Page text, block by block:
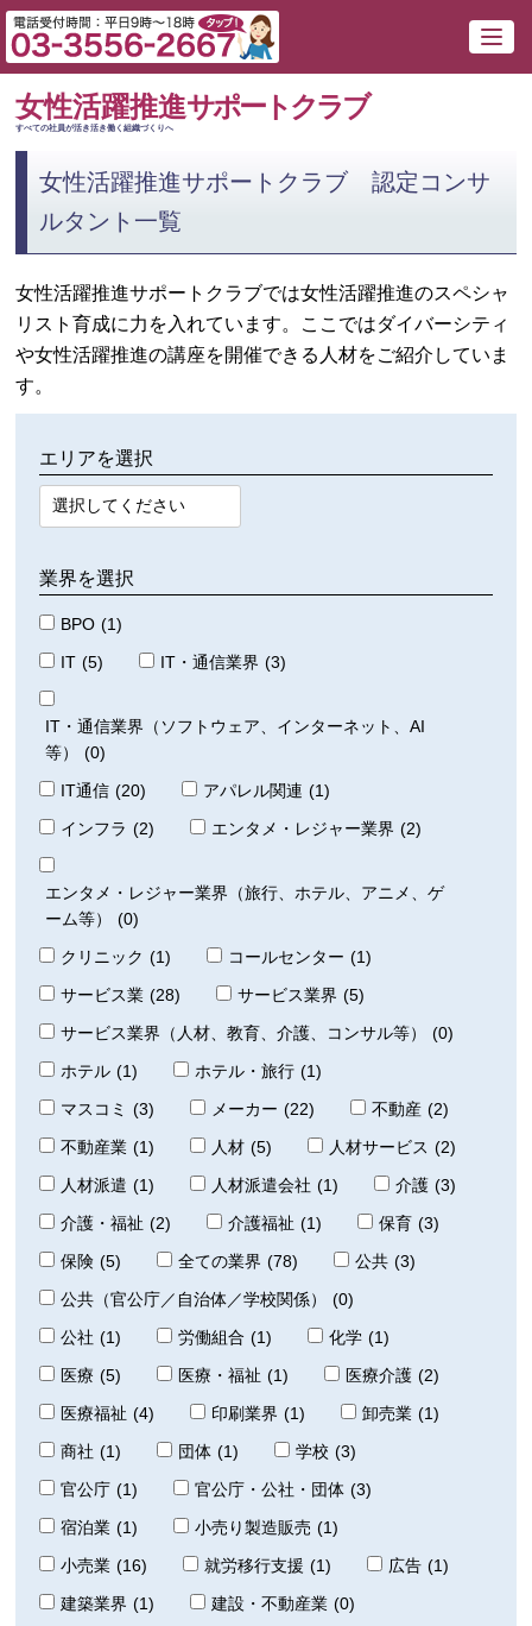
女性活躍推進サポートクラブ
すべての社員が活き活き働く組織づくりへ
女性活躍推進サポートクラブ 認定コンサ
ルタント一覧
女性活躍推進サポートクラブでは女性活躍推進のスペシャ
リスト育成に力を入れています。ここではダイバーシティ
や女性活躍推進の講座を開催できる人材をご紹介していま
す。
エリアを選択
業界を選択
BPO (1)
IT (5) IT・通信業界 (3)
IT・通信業界（ソフトウェア、インターネット、AI
等）
(0)
IT通信 (20) アパレル関連 (1)
インフラ (2) エンタメ・レジャー業界 (2)
エンタメ・レジャー業界（旅行、ホテル、アニメ、ゲ
ーム等）
(0)
クリニック (1) コールセンター (1)
サービス業 (28) サービス業界 (5)
サービス業界（人材、教育、介護、コンサル等）
(0)
ホテル (1) ホテル・旅行 (1)
マスコミ (3) メーカー (22) 不動産 (2)
不動産業 (1) 人材 (5) 人材サービス (2)
人材派遣 (1) 人材派遣会社 (1) 介護 (3)
介護・福祉 (2) 介護福祉 (1) 保育 (3)
保険 (5) 全ての業界 (78) 公共 (3)
公共（官公庁／自治体／学校関係）
(0)
公社 (1) 労働組合 (1) 化学 (1)
医療 (5) 医療・福祉 (1) 医療介護 (2)
医療福祉 (4) 印刷業界 (1) 卸売業 (1)
商社 (1) 団体 (1) 学校 (3)
官公庁 (1) 官公庁・公社・団体 (3)
宿泊業 (1) 小売り製造販売 (1)
小売業 (16) 就労移行支援 (1) 広告 (1)
建築業界 (1) 建設・不動産業 (0)